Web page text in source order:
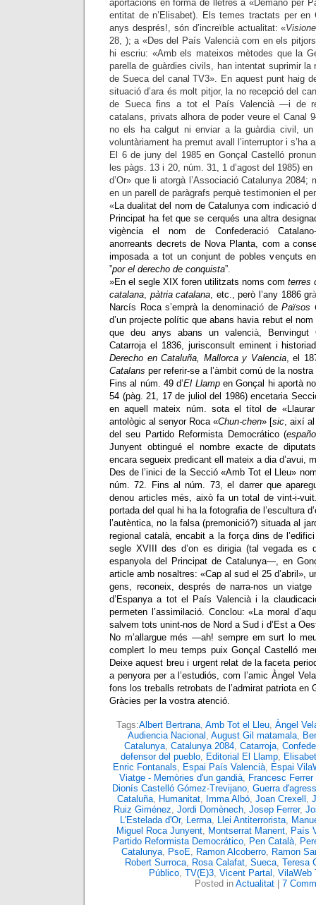
aportacions en forma de lletres a «Demano per
entitat de n’Elisabet). Els temes tractats per en
anys després!, són d’increïble actualitat: «
28, ); a «Des del País Valencià com en els
hi escriu: «Amb els mateixos mètodes que la
parella de guàrdies civils, han intentat suprimir la
de Sueca del canal TV3». En aquest punt haig
situació d’ara és molt pitjor, la no recepció del
de Sueca fins a tot el País Valencià —i de
catalans, privats alhora de poder veure el
no els ha calgut ni enviar a la guàrdia civil,
voluntàriament ha premut avall l’interruptor i s’ha
El 6 de juny del 1985 en Gonçal Castelló
les pàgs. 13 i 20, núm. 31, 1 d’agost del 1985) en
d’Or» que li atorgà l’Associació Catalunya 2084;
en un parell de paràgrafs perquè testimonien el
«La dualitat del nom de Catalunya com indicació
Principat ha fet que se cerqués una altra
vigència el nom de Confederació Catalan
anorreants decretsde Nova Planta, com a
imposada a tot un conjunt de pobles vençuts
”por el derecho de conquista”.
»En el seg le XIX foren utilitzats noms com terres
catalana, pàtria catalana, etc., però l’any 1886 gr
Narcís Roca s’emprà la denominació de Països
d’un projecte polític que abans havia rebut el
que deu anys abans un valencià,
Catarroja el 1836, jurisconsult eminent i
Derecho en Cataluña, Mallorca y Valencia, el
Catalans per referir-se a l’àm bit comú de la nostra
Fins al núm. 49 d’El Llampen Gonçal hi aportà
54 (pàg. 21, 17 de juliol del 1986) encetaria
en aquell mateix núm. sota el títol de
antològic al senyor Roca «Chun-chen» [sic, així al
del seu Partido Reformista Democrático (
Junyent obtingué el nombre exacte de
encara segueix predicant ell mateix a dia d’avui,
Des de l’inici de la Secció «Amb Tot el Lleu»
núm. 72. Fins al núm. 73, el darrer que
denou articles més, això fa un total de vint-i-
portada del qual hi ha la fotografia de l’escultura
l’autèntica, no la falsa (premonició?) situada al
regional català, encabit a la força dins de
segle XVIII des d’on es dirigia (tal vegada es
espanyola del Principat de Catalunya—, en
article amb nosaltres: «Cap al sud el 25 d’abril»,
gens, reconeix, després de narra-nos un
d’Espanya a tot el País Valencià i la
permeten l’assimilació. Conclou: «La moral
salvem tots unint-nos de Nord a Sud i d’Est a
No m’allargue més —ah! sempre em surt lo
complert lo meu temps puix Gonçal Castelló
Deixe aquest breu i urgent relat de la faceta
a penyora per a l’estudiós, com l’amic Àngel
fons los treballs retrobats de l’admirat patriota en
Gràcies per la vostra atenció.
Tags:Albert Bertrana, Amb Tot el Lleu, Àngel
Audiencia Nacional , August Gil matamala,
Catalunya, Catalunya 2084, Catarroja,
defensor del pueblo, Editorial El Llamp,
Enric Fontanals, Espai País Valencià, Espai
Viatge - Memòries d'un gandià, Francesc Ferrer
Dionís Castelló Gómez-Trevijano, Guerra
Cataluña, Humanitat, Imma Albó, Joan Crexell ,
Ruiz Giménez, Jordi Domènech, Josep Ferrer,
L'Estelada d'Or, Lerma, Llei Antiterrorista,
Miguel Roca Junyent, Montserrat Manent, País
Partido Reformista Democrático, Pen Català,
Catalunya, PsoE, Ramon Alcoberro, Ramon
Robert Surroca, Rosa Calafat, Sueca, Teresa
Público, TV(E)3, Vicent Partal , VilaWeb
Posted in Actualitat| 7